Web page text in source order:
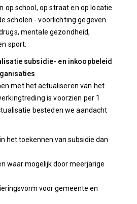
school, op straat en op locatie.
scholen - voorlichting gegeven
mentale gezondheid,
sport.
subsidie- en inkoopbeleid
met het actualiseren van het
is voorzien per 1
besteden we aandacht
het toekennen van subsidie dan
waar mogelijk door meerjarige
voor gemeente en